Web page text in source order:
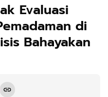
Evaluasi
di
Bahayakan